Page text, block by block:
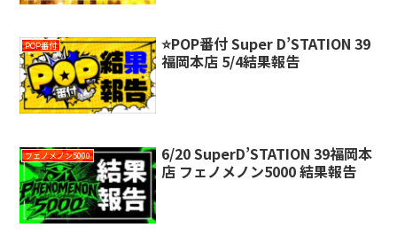
POP番付
⭐️POP番付 Super D’STATION 39
福岡本店 5/4結果報告
フェノメノン5000
6/20 SuperD’STATION 39福岡本
店 フェノメノン5000 結果報告